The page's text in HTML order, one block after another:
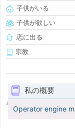
子供がいる
子供が欲しい
恋に出る
宗教
私の概要
Operator engine